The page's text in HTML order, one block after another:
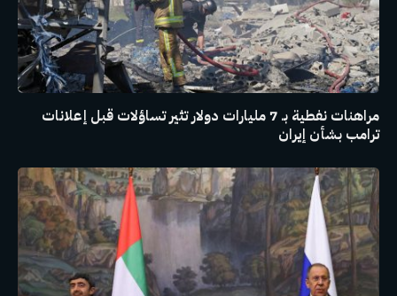
مراهنات نفطية بـ 7 مليارات دولار تثير تساؤلات قبل إعلانات
ترامب بشأن إيران